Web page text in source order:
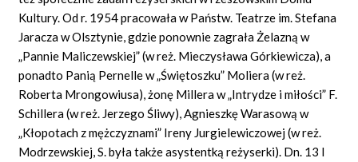
Kultury. Od r. 1954 pracowała w Państw. Teatrze im. Stefana
Jaracza w Olsztynie, gdzie ponownie zagrała Żelazną w
„Pannie Maliczewskiej” (w reż. Mieczysława Górkiewicza), a
ponadto Panią Pernelle w „Świętoszku” Moliera (w reż.
Roberta Mrongowiusa), żonę Millera w „Intrydze i miłości” F.
Schillera (w reż. Jerzego Śliwy), Agnieszkę Warasową w
„Kłopotach z mężczyznami” Ireny Jurgielewiczowej (w reż.
Modrzewskiej, S. była także asystentką reżyserki). Dn. 13 I